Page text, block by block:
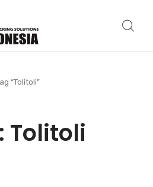
“Tolitoli”
Tolitoli